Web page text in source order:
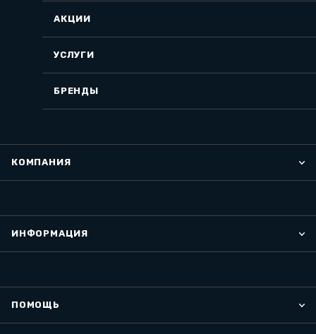
АКЦИИ
УСЛУГИ
БРЕНДЫ
КОМПАНИЯ
ИНФОРМАЦИЯ
ПОМОЩЬ